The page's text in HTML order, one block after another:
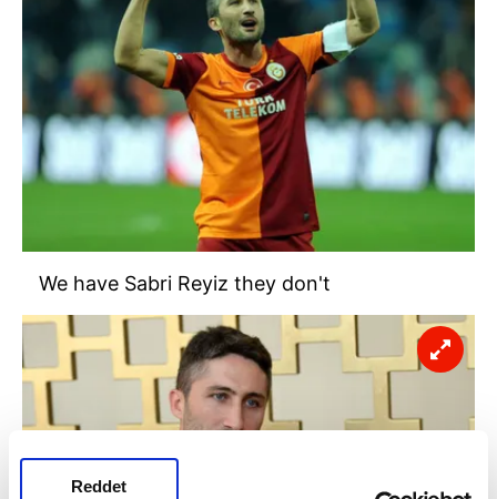
Reddet
We have Sabri Reyiz they don't